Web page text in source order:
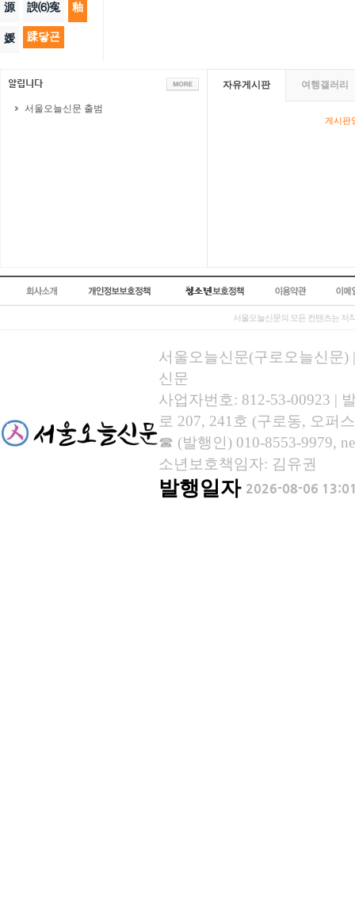
源 諛⑹寃 釉
媛 蹂닿굔
서울오늘신문 출범
자유게시판 여행갤러리
게시판
서울오늘신문의 모든 컨텐츠는 저
서울오늘신문(구로오늘신문)
신문
사업자번호: 812-53-00923 |
로 207, 241호 (구로동, 오퍼
☎ (발행인) 010-8553-9979,
소년보호책임자: 김유권
발행일자